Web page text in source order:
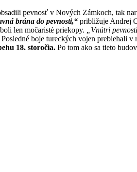
pevnosť v Nových Zámkoch, tak
brána do pevnosti,“ približuje Andrej
len močaristé priekopy.
„Vnútri
boje tureckých vojen prebiehali
18. storočia. Po tom ako sa tieto